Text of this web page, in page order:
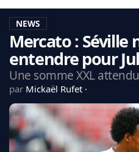
LA CHARTE
VIE PRIVÉE
CGU
CONTACTEZ-NOUS
MERCATO
CDM 2026
EDF
NEWS
Mercato : Séville
entendre pour
Une somme XXL
par Mickaël Rufet